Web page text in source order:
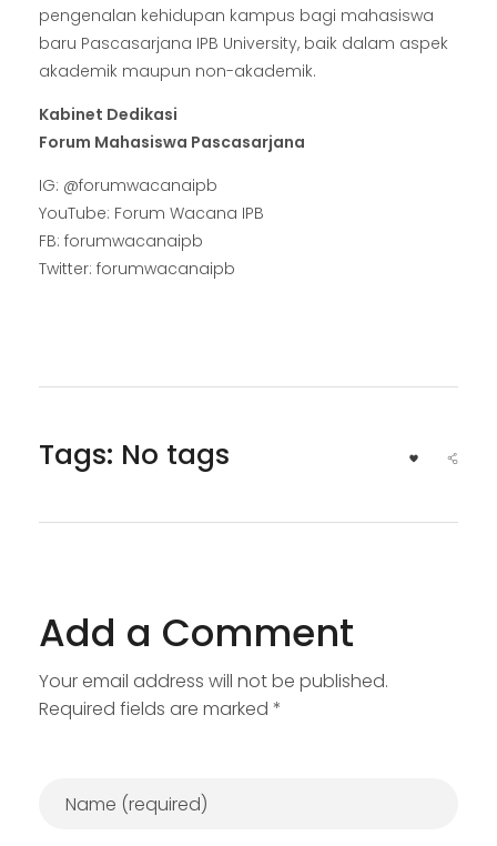
pengenalan kehidupan kampus bagi mahasiswa
baru Pascasarjana IPB University, baik dalam aspek
akademik maupun non-akademik.
Kabinet Dedikasi
Forum Mahasiswa Pascasarjana
IG: @forumwacanaipb
YouTube: Forum Wacana IPB
FB: forumwacanaipb
Twitter: forumwacanaipb
Tags: No tags
Add a Comment
Your email address will not be published.
Required fields are marked *